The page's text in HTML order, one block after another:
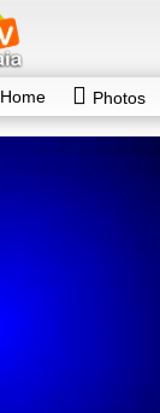
Home Photos